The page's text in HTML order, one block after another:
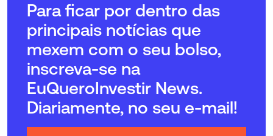
Para ficar por dentro das
principais notícias que
mexem com o seu bolso,
inscreva-se na
EuQueroInvestir News.
Diariamente, no seu e-mail!